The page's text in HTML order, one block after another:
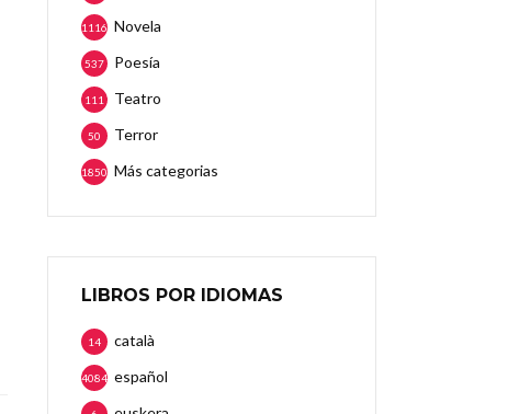
Novela
1116
Poesía
537
Teatro
111
Terror
50
Más categorias
1850
LIBROS POR IDIOMAS
català
14
español
4084